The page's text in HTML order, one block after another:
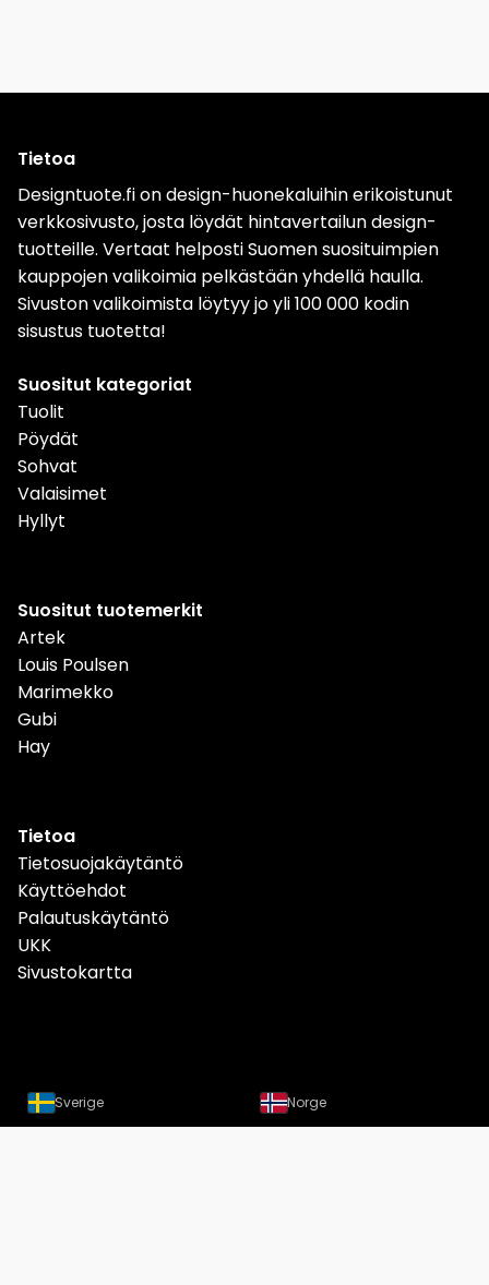
Tietoa
Designtuote.fi on design-huonekaluihin erikoistunut
verkkosivusto, josta löydät hintavertailun design-
tuotteille. Vertaat helposti Suomen suosituimpien
kauppojen valikoimia pelkästään yhdellä haulla.
Sivuston valikoimista löytyy jo yli 100 000 kodin
sisustus tuotetta!
Suositut kategoriat
Tuolit
Pöydät
Sohvat
Valaisimet
Hyllyt
Suositut tuotemerkit
Artek
Louis Poulsen
Marimekko
Gubi
Hay
Tietoa
Tietosuojakäytäntö
Käyttöehdot
Palautuskäytäntö
UKK
Sivustokartta
Sverige Norge